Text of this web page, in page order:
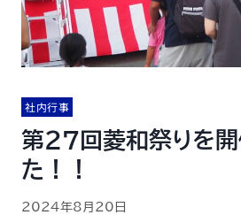
社内行事
第27回菱和祭りを開
た！！
2024年8月20日